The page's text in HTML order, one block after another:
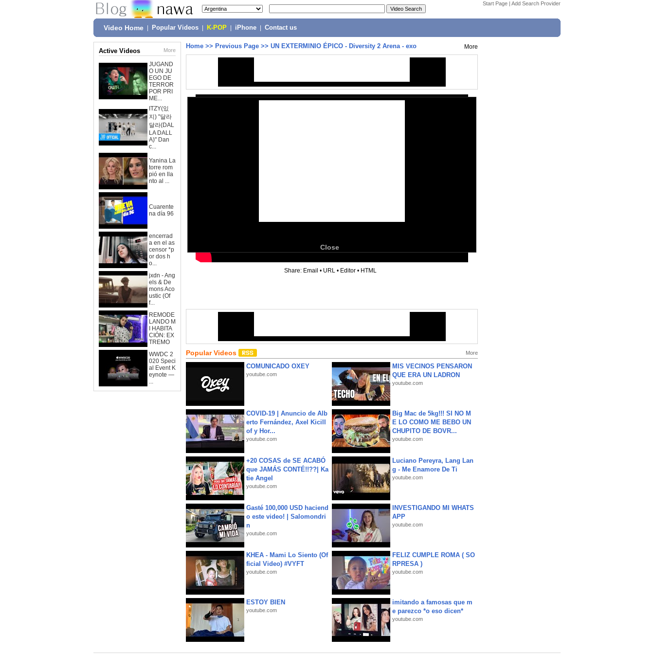
Start Page | Add Search Provider
Video Home Popular Videos K-POP iPhone Contact us
Active Videos More
JUGAND
O UN JU
EGO DE
TERROR
POR PRI
ME...
ITZY(있
지) "달라
달라(DAL
LA DALL
A)" Dan
c...
Yanina La
torre rom
pió en lla
nto al ...
Cuarente
na día 96
encerrad
a en el as
censor *p
or dos h
o...
jxdn - Ang
els & De
mons Aco
ustic (Of
f...
REMODE
LANDO M
I HABITA
CIÓN: EX
TREMO
WWDC 2
020 Speci
al Event K
eynote —
...
Home >> Previous Page >> UN EXTERMINIO ÉPICO - Diversity 2 Arena - exo More
Close
Share: Email • URL • Editor • HTML
Popular Videos More
COMUNICADO OXEY
youtube.com
MIS VECINOS PENSARON
QUE ERA UN LADRON
youtube.com
COVID-19 | Anuncio de Alb
erto Fernández, Axel Kicill
of y Hor...
youtube.com
Big Mac de 5kg!!! SI NO M
E LO COMO ME BEBO UN
CHUPITO DE BOVR...
youtube.com
+20 COSAS de SE ACABÓ
que JAMÁS CONTÉ!!??| Ka
tie Angel
youtube.com
Luciano Pereyra, Lang Lan
g - Me Enamore De Ti
youtube.com
Gasté 100,000 USD haciend
o este video! | Salomondri
n
youtube.com
INVESTIGANDO MI WHATS
APP
youtube.com
KHEA - Mami Lo Siento (Of
ficial Video) #VYFT
youtube.com
FELIZ CUMPLE ROMA ( SO
RPRESA )
youtube.com
ESTOY BIEN
youtube.com
imitando a famosas que m
e parezco *o eso dicen*
youtube.com